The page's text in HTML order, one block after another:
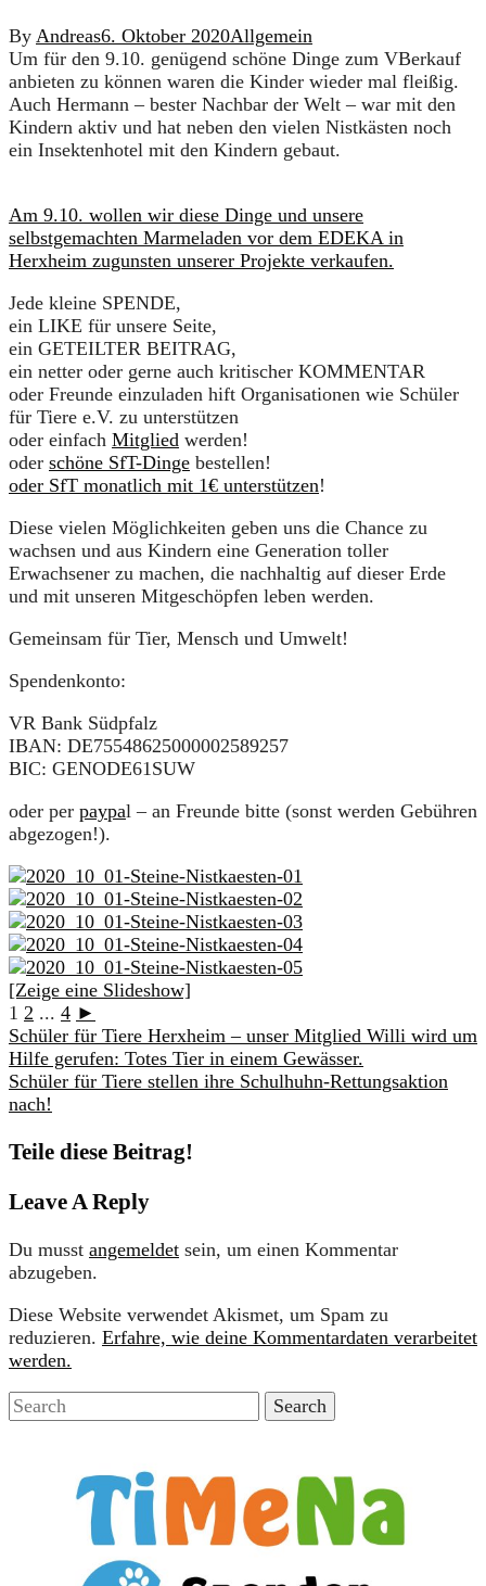
By Andreas6. Oktober 2020Allgemein
Um für den 9.10. genügend schöne Dinge zum VBerkauf
anbieten zu können waren die Kinder wieder mal fleißig.
Auch Hermann – bester Nachbar der Welt – war mit den
Kindern aktiv und hat neben den vielen Nistkästen noch
ein Insektenhotel mit den Kindern gebaut.
Am 9.10. wollen wir diese Dinge und unsere
selbstgemachten Marmeladen vor dem EDEKA in
Herxheim zugunsten unserer Projekte verkaufen.
Jede kleine SPENDE,
ein LIKE für unsere Seite,
ein GETEILTER BEITRAG,
ein netter oder gerne auch kritischer KOMMENTAR
oder Freunde einzuladen hift Organisationen wie Schüler
für Tiere e.V. zu unterstützen
oder einfach Mitglied werden!
oder schöne SfT-Dinge bestellen!
oder SfT monatlich mit 1€ unterstützen!
Diese vielen Möglichkeiten geben uns die Chance zu
wachsen und aus Kindern eine Generation toller
Erwachsener zu machen, die nachhaltig auf dieser Erde
und mit unseren Mitgeschöpfen leben werden.
Gemeinsam für Tier, Mensch und Umwelt!
Spendenkonto:
VR Bank Südpfalz
IBAN: DE75548625000002589257
BIC: GENODE61SUW
oder per paypal – an Freunde bitte (sonst werden Gebühren
abgezogen!).
[Zeige eine Slideshow]
1 2 ... 4 ►
Schüler für Tiere Herxheim – unser Mitglied Willi wird um
Hilfe gerufen: Totes Tier in einem Gewässer.
Schüler für Tiere stellen ihre Schulhuhn-Rettungsaktion
nach!
Teile diese Beitrag!
Leave A Reply
Du musst angemeldet sein, um einen Kommentar
abzugeben.
Diese Website verwendet Akismet, um Spam zu
reduzieren. Erfahre, wie deine Kommentardaten verarbeitet
werden.